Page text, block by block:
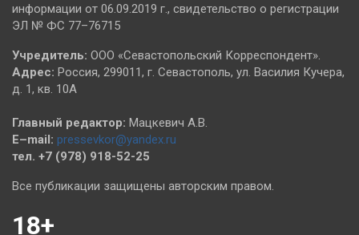
информации от 06.09.2019 г., свидетельство о регистрации
ЭЛ № ФС 77–76715
Учредитель: ООО «Севастопольский Корреспондент».
Адрес: Россия, 299011, г. Севастополь, ул. Василия Кучера,
д. 1, кв. 10А
Главный редактор: Мацкевич А.В.
E–mail: pressevkor@yandex.ru
тел. +7 (978) 918-52-25
Все публикации защищены авторским правом.
18+